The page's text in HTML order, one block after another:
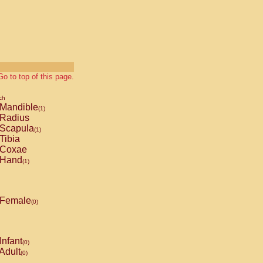
to top of this page.
Mandible(1)
Radius
Scapula(1)
Tibia
Coxae
Hand(1)
Female(0)
Infant(0)
(0)